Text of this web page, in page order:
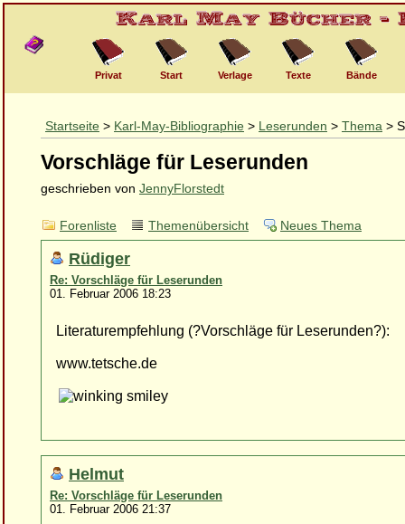
Privat Start Verlage Texte Bände
Startseite > Karl-May-Bibliographie > Leserunden > Thema >
Vorschläge für Leserunden
geschrieben von JennyFlorstedt
Forenliste Themenübersicht Neues Thema
Rüdiger
Re: Vorschläge für Leserunden
01. Februar 2006 18:23
Literaturempfehlung (?Vorschläge für Leserunden?):
www.tetsche.de
Helmut
Re: Vorschläge für Leserunden
01. Februar 2006 21:37